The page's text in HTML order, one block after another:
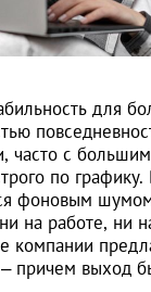
для
часто с
по
фоновым
на работе, ни
компании
– причем выход